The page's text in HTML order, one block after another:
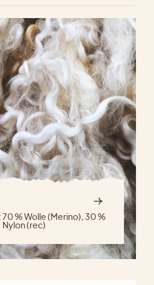
70 % Wolle (Merino), 30 %
Nylon (rec)